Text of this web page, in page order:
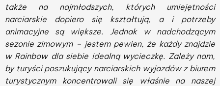
także na najmłodszych, których umiejętności
narciarskie dopiero się kształtują, a i potrzeby
animacyjne są większe. Jednak w nadchodzącym
sezonie zimowym – jestem pewien, że każdy znajdzie
w Rainbow dla siebie idealną wycieczkę. Zależy nam,
by turyści poszukujący narciarskich wyjazdów z biurem
turystycznym koncentrowali się właśnie na naszej